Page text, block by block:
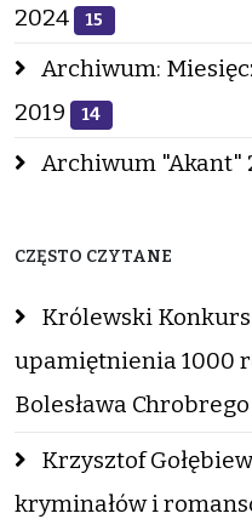
2024 15
Archiwum:
2019
14
Archiwum "Akant"
CZĘSTO CZYTANE
Królewski
upamiętnienia 1000
Bolesława Chrobrego
Krzysztof
kryminałów i